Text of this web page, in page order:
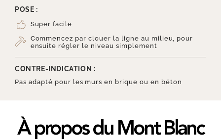
POSE :
Super facile
Commencez par clouer la ligne au milieu, pour
ensuite régler le niveau simplement
CONTRE-INDICATION :
Pas adapté pour les murs en brique ou en béton
À propos du Mont Blanc